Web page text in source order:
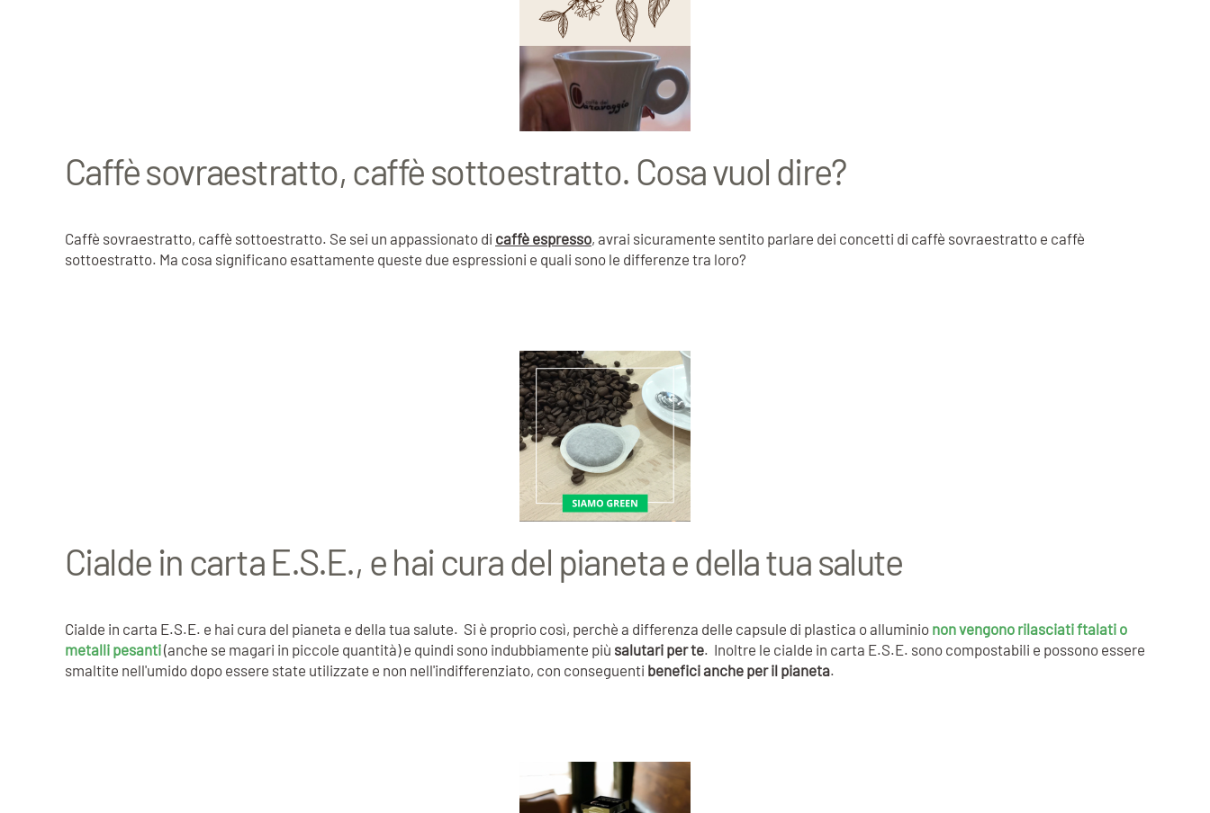
Caffè sovraestratto, caffè sottoestratto. Cosa vuol dire?
Caffè sovraestratto, caffè sottoestratto. Se sei un appassionato di caffè espresso, avrai sicuramente sentito parlare dei concetti di caffè sovraestratto e caffè
sottoestratto. Ma cosa significano esattamente queste due espressioni e quali sono le differenze tra loro?
Cialde in carta E.S.E., e hai cura del pianeta e della tua salute
Cialde in carta E.S.E. e hai cura del pianeta e della tua salute. Si è proprio così, perchè a differenza delle capsule di plastica o alluminio non vengono rilasciati ftalati o
metalli pesanti(anche se magari in piccole quantità) e quindi sono indubbiamente più salutari per te. Inoltre le cialde in carta E.S.E. sono compostabili e possono essere
smaltite nell'umido dopo essere state utilizzate e non nell'indifferenziato, con conseguenti benefici anche per il pianeta.